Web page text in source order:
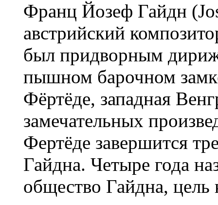
Франц Йозеф Гайдн
австрийский
был придворным
пышном барочном
Фёртёде, западная
замечательных
Фертёде завершится
Гайдна. Четыре года
общество Гайдна, цель